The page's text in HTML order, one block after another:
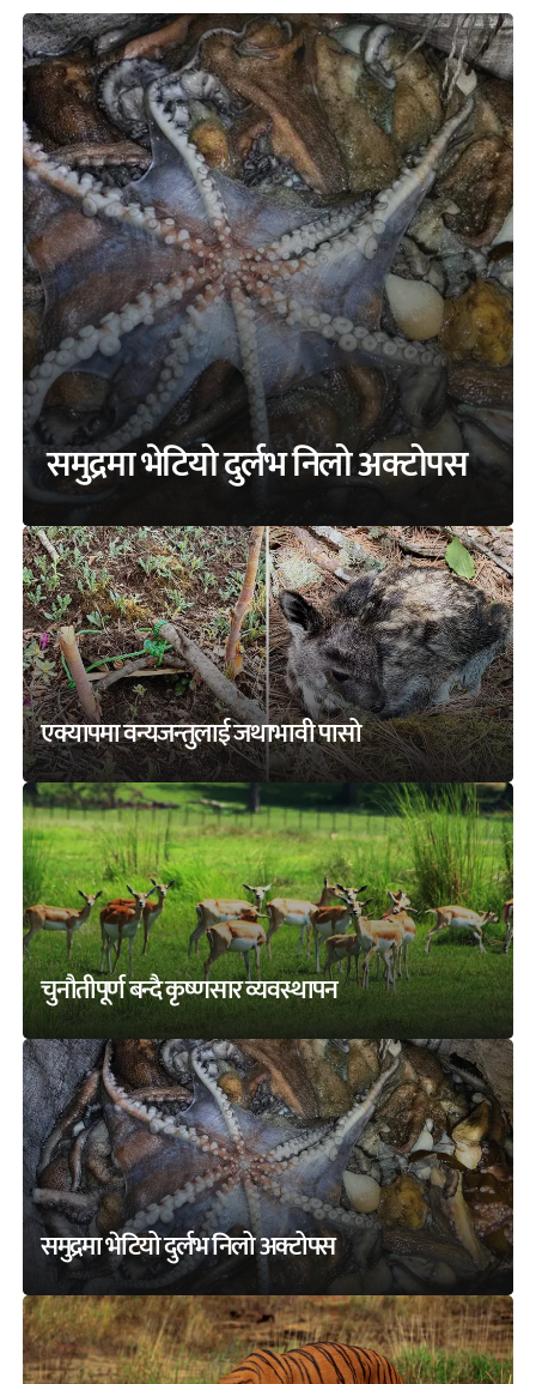
समुद्रमा भेटियो दुर्लभ निलो अक्टोपस
एक्यापमा वन्यजन्तुलाई जथाभावी पासो
चुनौतीपूर्ण बन्दै कृष्णसार व्यवस्थापन
समुद्रमा भेटियो दुर्लभ निलो अक्टोपस